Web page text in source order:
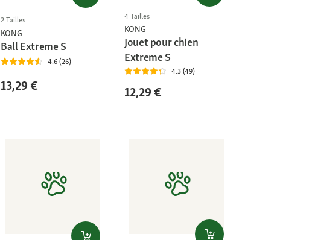
2 Tailles
KONG
Ball Extreme S
4.6 (26)
13,29 €
4 Tailles
KONG
Jouet pour chien
Extreme S
4.3 (49)
12,29 €